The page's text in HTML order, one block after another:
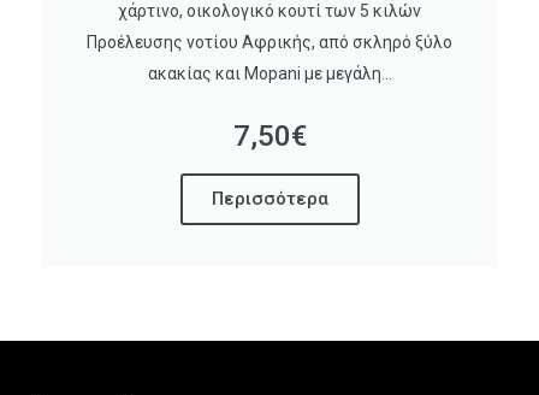
χάρτινο, οικολογικό κουτί των 5 κιλών
Προέλευσης νοτίου Αφρικής, από σκληρό ξύλο
ακακίας και Mopani με μεγάλη...
7,50€
Περισσότερα